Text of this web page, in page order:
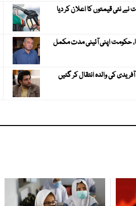
نے نئی قیمتوں کا اعلان کر دیا
حکومت اپنی آئینی مدت مکمل
کی والدہ انتقال کر گئیں